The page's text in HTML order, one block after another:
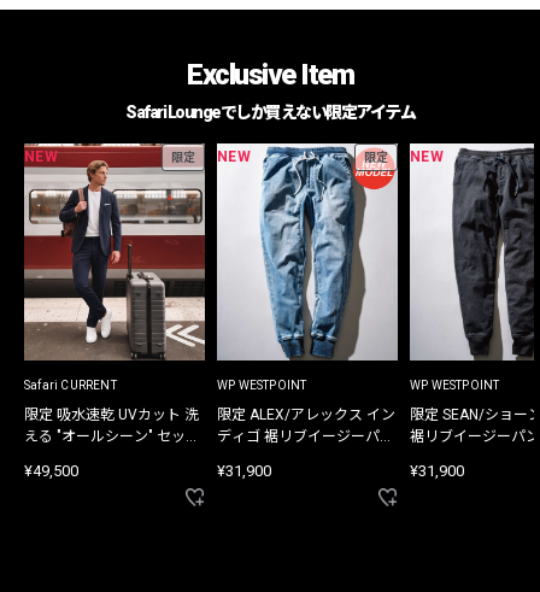
Exclusive Item
Safari Loungeでしか買えない限定アイテム
NEW 限定
Safari CURRENT
限定 吸水速乾 UVカット 洗
える "オールシーン" セット
¥49,500
NEW 限定
WP WESTPOINT
限定 ALEX/アレックス イン
ディゴ 裾リブイージーパン
¥31,900
NEW
WP WESTPOINT
限定 SEAN/ショー
裾リブイージーパ
¥31,900